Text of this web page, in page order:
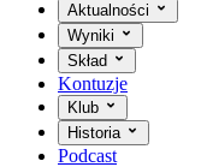
Aktualności
Wyniki
Skład
Kontuzje
Klub
Historia
Podcast